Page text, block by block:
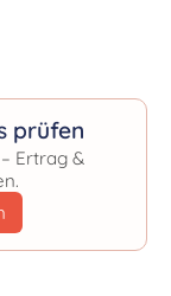
prüfen
Ertrag &